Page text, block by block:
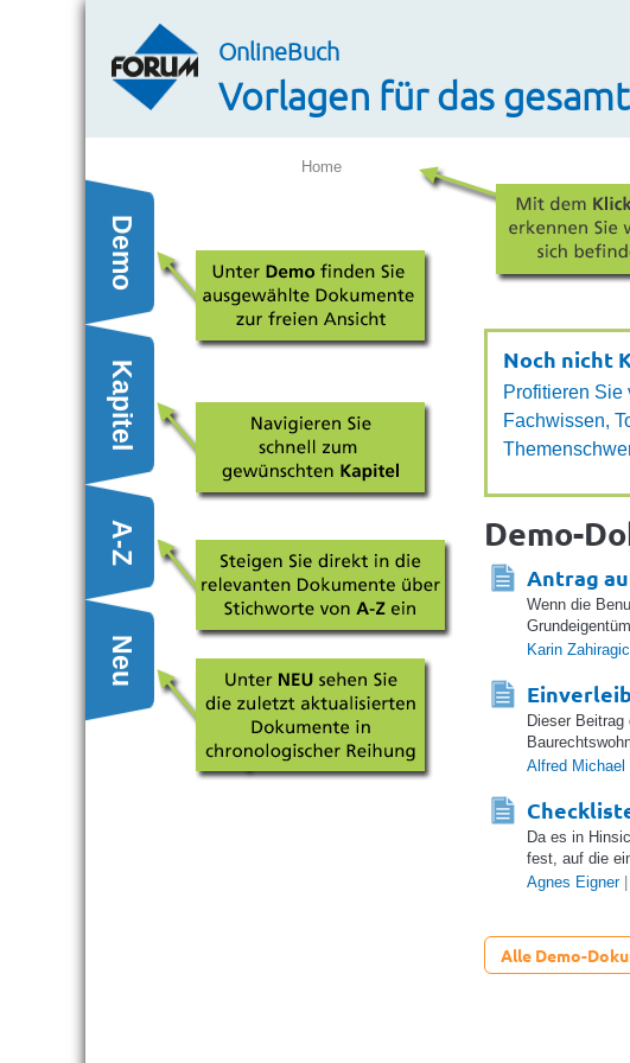
OnlineBuch
Vorlagen für das
Home
Demo
Kapitel
A-Z
Neu
Noch nicht
Profitieren Sie
Fachwissen,
Demo-
Antrag
Wenn die
Karin Zahiragic
Dieser
Alfred Michael
Da es in
fest, auf die
Agnes Eigner|
Alle Demo-